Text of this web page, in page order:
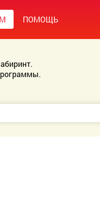
ПОМОЩЬ